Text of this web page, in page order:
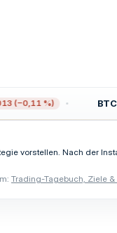
(−0,11 %)
vorstellen. Nach der
Trading-Tagebuch, Ziele &